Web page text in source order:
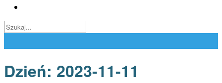
Dzień: 2023-11-11